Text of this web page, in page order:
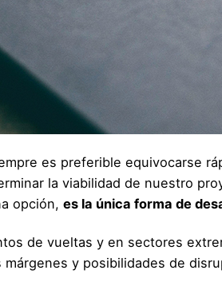
es preferible equivocarse
la viabilidad de nuestro
opción, es la única forma de
de vueltas y en sectores
y posibilidades de